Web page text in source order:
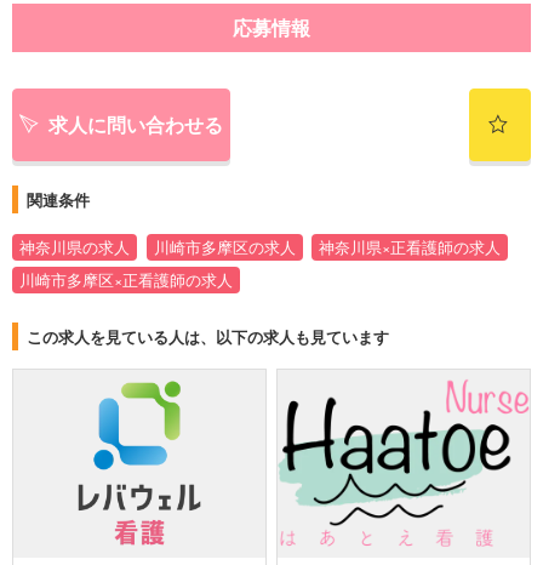
応募情報
求人に問い合わせる
関連条件
神奈川県の求人 川崎市多摩区の求人
神奈川県×正看護師の求人
川崎市多摩区×正看護師の求人
この求人を見ている人は、以下の求人も見ています